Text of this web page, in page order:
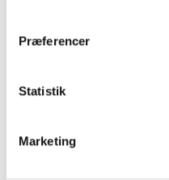
Præferencer
Statistik
Marketing